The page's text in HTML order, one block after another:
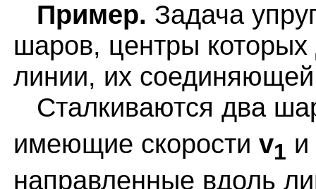
Пример. Задача
шаров, центры которых
линии, их
Сталкиваются два
имеющие скорости v1 и
направленные вдоль